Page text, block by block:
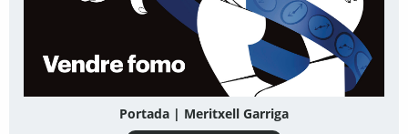
Portada | Meritxell Garriga